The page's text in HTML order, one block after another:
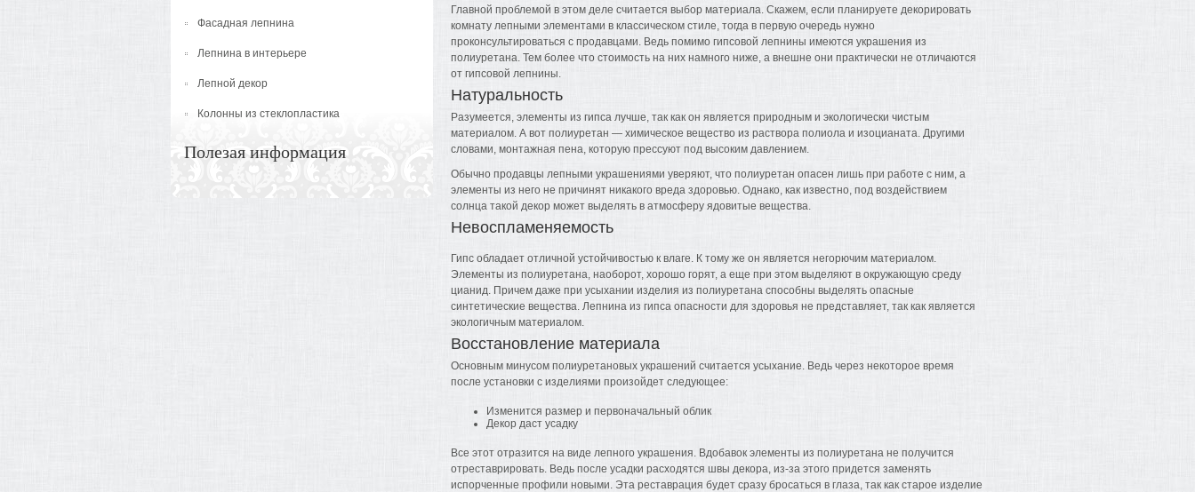
Фасадная лепнина
Лепнина в интерьере
Лепной декор
Колонны из стеклопластика
Полезая информация
Главной проблемой в этом деле считается выбор материала. Скажем, если планируете декорировать
комнату лепными элементами в классическом стиле, тогда в первую очередь нужно
проконсультироваться с продавцами. Ведь помимо гипсовой лепнины имеются украшения из
полиуретана. Тем более что стоимость на них намного ниже, а внешне они практически не отличаются
от гипсовой лепнины.
Натуральность
Разумеется, элементы из гипса лучше, так как он является природным и экологически чистым
материалом. А вот полиуретан — химическое вещество из раствора полиола и изоцианата. Другими
словами, монтажная пена, которую прессуют под высоким давлением.
Обычно продавцы лепными украшениями уверяют, что полиуретан опасен лишь при работе с ним, а
элементы из него не причинят никакого вреда здоровью. Однако, как известно, под воздействием
солнца такой декор может выделять в атмосферу ядовитые вещества.
Невоспламеняемость
Гипс обладает отличной устойчивостью к влаге. К тому же он является негорючим материалом.
Элементы из полиуретана, наоборот, хорошо горят, а еще при этом выделяют в окружающую среду
цианид. Причем даже при усыхании изделия из полиуретана способны выделять опасные
синтетические вещества. Лепнина из гипса опасности для здоровья не представляет, так как является
экологичным материалом.
Восстановление материала
Основным минусом полиуретановых украшений считается усыхание. Ведь через некоторое время
после установки с изделиями произойдет следующее:
Изменится размер и первоначальный облик
Декор даст усадку
Все этот отразится на виде лепного украшения. Вдобавок элементы из полиуретана не получится
отреставрировать. Ведь после усадки расходятся швы декора, из-за этого придется заменять
испорченные профили новыми. Эта реставрация будет сразу бросаться в глаза, так как старое изделие